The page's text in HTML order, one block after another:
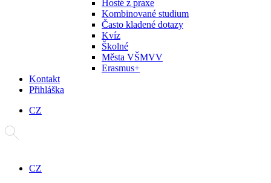
Hosté z praxe
Kombinované studium
Často kladené dotazy
Kvíz
Školné
Města VŠMVV
Erasmus+
Kontakt
Přihláška
CZ
CZ